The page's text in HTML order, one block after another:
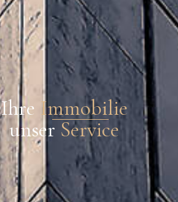
Ihre Immobilie
unser Service